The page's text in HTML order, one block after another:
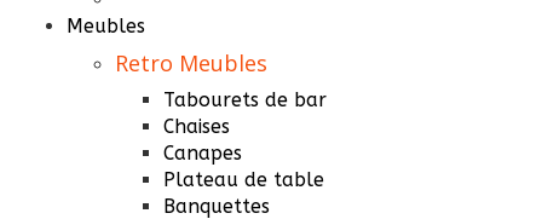
Meubles
Retro Meubles
Tabourets de bar
Chaises
Canapes
Plateau de table
Banquettes